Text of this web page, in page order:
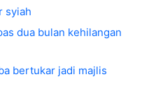
syiah
dua bulan kehilangan
bertukar jadi majlis